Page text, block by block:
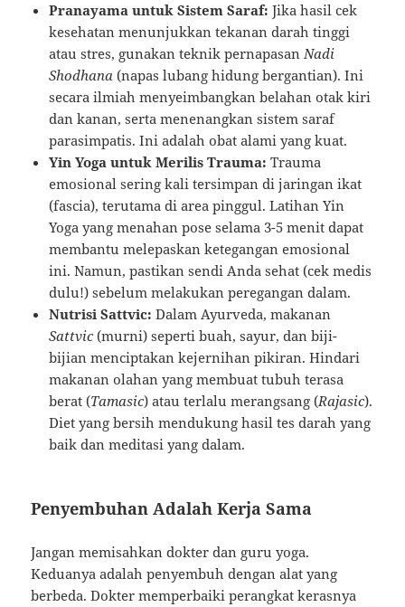
Pranayama untuk Sistem Saraf: Jika hasil cek
kesehatan menunjukkan tekanan darah tinggi
atau stres, gunakan teknik pernapasanNadi
Shodhana (napas lubang hidung bergantian). Ini
secara ilmiah menyeimbangkan belahan otak kiri
dan kanan, serta menenangkan sistem saraf
parasimpatis. Ini adalah obat alami yang kuat.
Yin Yoga untuk Merilis Trauma: Trauma
emosional sering kali tersimpan di jaringan ikat
(fascia), terutama di area pinggul. Latihan Yin
Yoga yang menahan pose selama 3-5 menit dapat
membantu melepaskan ketegangan emosional
ini. Namun, pastikan sendi Anda sehat (cek medis
dulu!) sebelum melakukan peregangan dalam.
Nutrisi Sattvic: Dalam Ayurveda, makanan
Sattvic(murni) seperti buah, sayur, dan biji-
bijian menciptakan kejernihan pikiran. Hindari
makanan olahan yang membuat tubuh terasa
berat (Tamasic) atau terlalu merangsang (Rajasic).
Diet yang bersih mendukung hasil tes darah yang
baik dan meditasi yang dalam.
Penyembuhan Adalah Kerja Sama
Jangan memisahkan dokter dan guru yoga.
Keduanya adalah penyembuh dengan alat yang
berbeda. Dokter memperbaiki perangkat kerasnya